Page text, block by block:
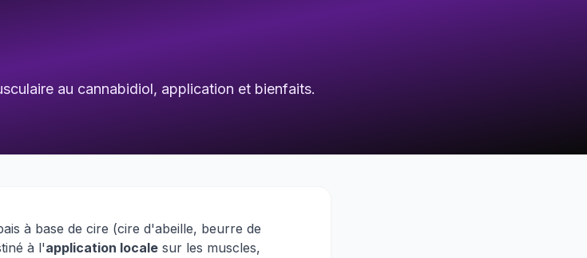
au cannabidiol, application et bienfaits.
à base de cire (cire d'abeille, beurre de
à l'application locale sur les muscles,